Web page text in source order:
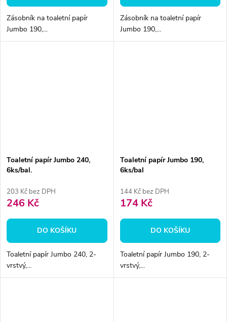
Zásobník na toaletní papír
Jumbo 190,...
Zásobník na toaletní papír
Jumbo 190,...
Toaletní papír Jumbo 240,
6ks/bal.
203 Kč bez DPH
246 Kč
DO KOŠÍKU
Toaletní papír Jumbo 240, 2-
vrstvý,...
Toaletní papír Jumbo 190,
6ks/bal
144 Kč bez DPH
174 Kč
DO KOŠÍKU
Toaletní papír Jumbo 190, 2-
vrstvý,...